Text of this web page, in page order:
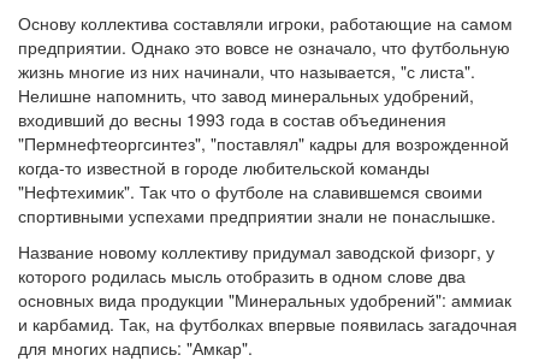
Основу коллектива составляли игроки, работающие на самом
предприятии. Однако это вовсе не означало, что футбольную
жизнь многие из них начинали, что называется, "с листа".
Нелишне напомнить, что завод минеральных удобрений,
входивший до весны 1993 года в состав объединения
"Пермнефтеоргсинтез", "поставлял" кадры для возрожденной
когда-то известной в городе любительской команды
"Нефтехимик". Так что о футболе на славившемся своими
спортивными успехами предприятии знали не понаслышке.
Название новому коллективу придумал заводской физорг, у
которого родилась мысль отобразить в одном слове два
основных вида продукции "Минеральных удобрений": аммиак
и карбамид. Так, на футболках впервые появилась загадочная
для многих надпись: "Амкар".